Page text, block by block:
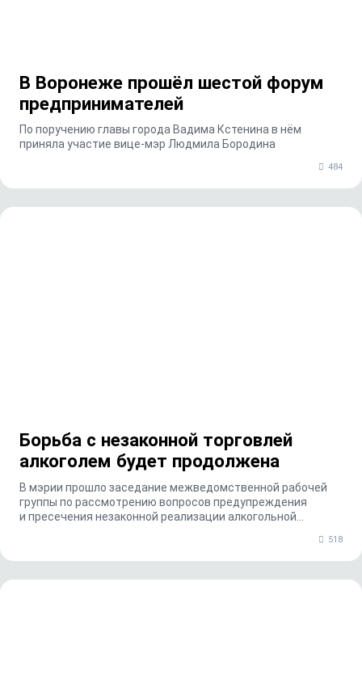
В Воронеже прошёл шестой форум
предпринимателей
По поручению главы города Вадима Кстенина в нём
приняла участие вице-мэр Людмила Бородина
484
Борьба с незаконной торговлей
алкоголем будет продолжена
В мэрии прошло заседание межведомственной рабочей
группы по рассмотрению вопросов предупреждения
и пресечения незаконной реализации алкогольной
518